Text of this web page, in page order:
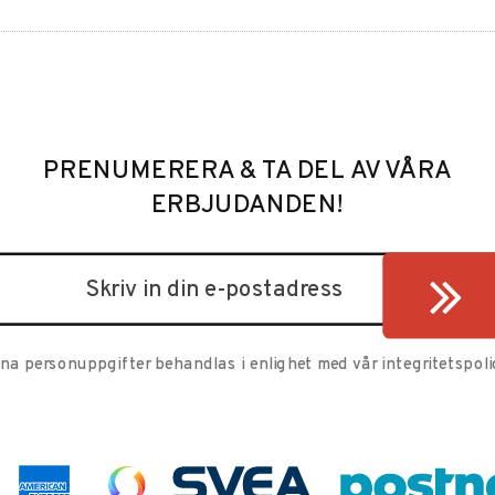
PRENUMERERA & TA DEL AV VÅRA
ERBJUDANDEN!
personuppgifter behandlas i enlighet med vår